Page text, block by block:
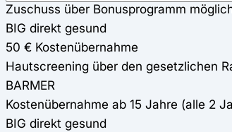
Zuschuss über Bonusprogramm
BIG direkt gesund
50 € Kostenübernahme
Hautscreening über den gesetzlichen
BARMER
Kostenübernahme ab 15 Jahre (alle 2
BIG direkt gesund